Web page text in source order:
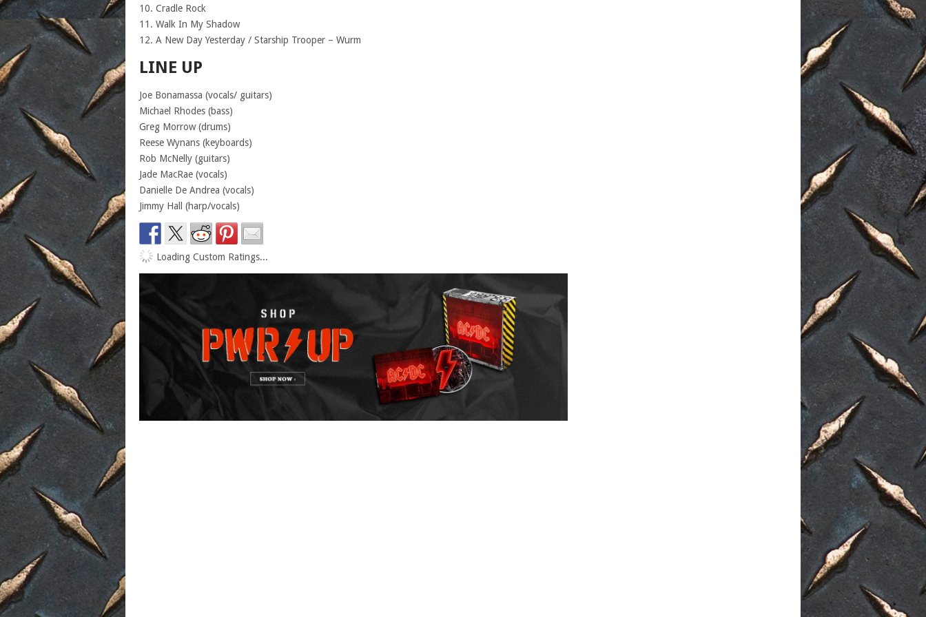
10. Cradle Rock
11. Walk In My Shadow
12. A New Day Yesterday / Starship Trooper – Wurm
LINE UP
Joe Bonamassa (vocals/ guitars)
Michael Rhodes (bass)
Greg Morrow (drums)
Reese Wynans (keyboards)
Rob McNelly (guitars)
Jade MacRae (vocals)
Danielle De Andrea (vocals)
Jimmy Hall (harp/vocals)
Loading Custom Ratings...